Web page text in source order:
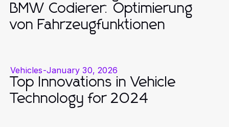
BMW Codierer: Optimierung
von Fahrzeugfunktionen
Vehicles-January 30, 2026
Top Innovations in Vehicle
Technology for 2024